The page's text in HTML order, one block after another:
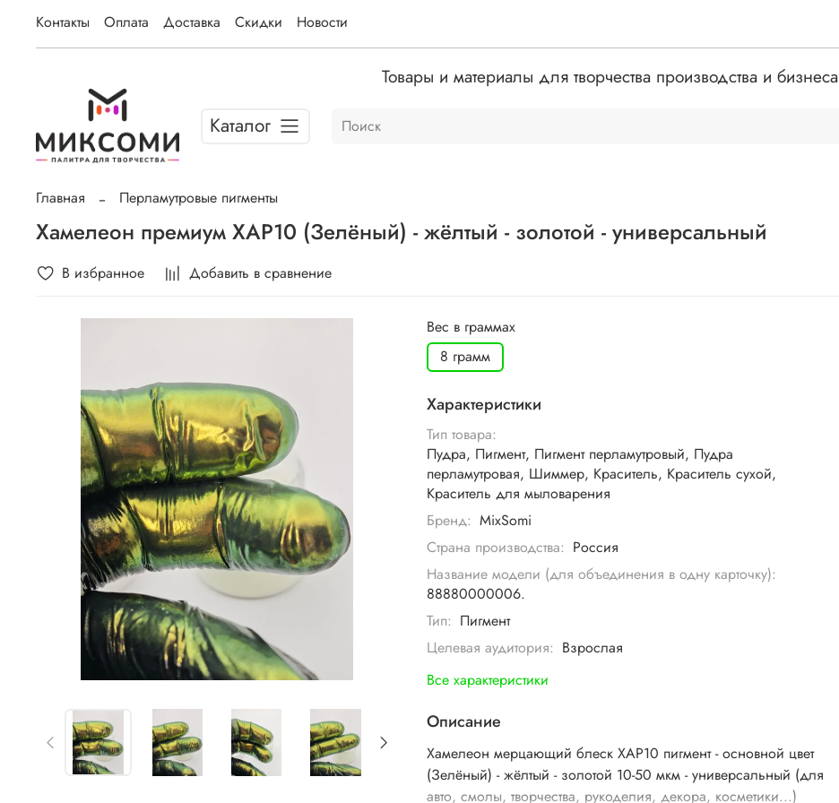
Контакты Оплата Доставка Скидки Новости
Товары и материалы для творчества производства и бизнеса
Каталог
Главная Перламутровые пигменты
Хамелеон премиум ХАР10 (Зелёный) - жёлтый - золотой - универсальный
В избранное Добавить в сравнение
Вес в граммах
8 грамм
Характеристики
Тип товара:
Пудра, Пигмент, Пигмент перламутровый, Пудра
перламутровая, Шиммер, Краситель, Краситель сухой,
Краситель для мыловарения
Бренд: MixSomi
Страна производства: Россия
Название модели (для объединения в одну карточку):
88880000006.
Тип: Пигмент
Целевая аудитория: Взрослая
Все характеристики
Описание
Хамелеон мерцающий блеск ХАР10 пигмент - основной цвет
(Зелёный) - жёлтый - золотой 10-50 мкм - универсальный (для
авто, смолы, творчества, рукоделия, декора, косметики...)